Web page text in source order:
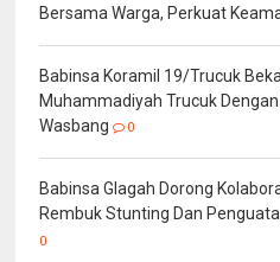
Bersama Warga, Perkuat
Babinsa Koramil 19/Trucuk
Muhammadiyah Trucuk
Wasbang
0
Babinsa Glagah Dorong
Rembuk Stunting Dan
0